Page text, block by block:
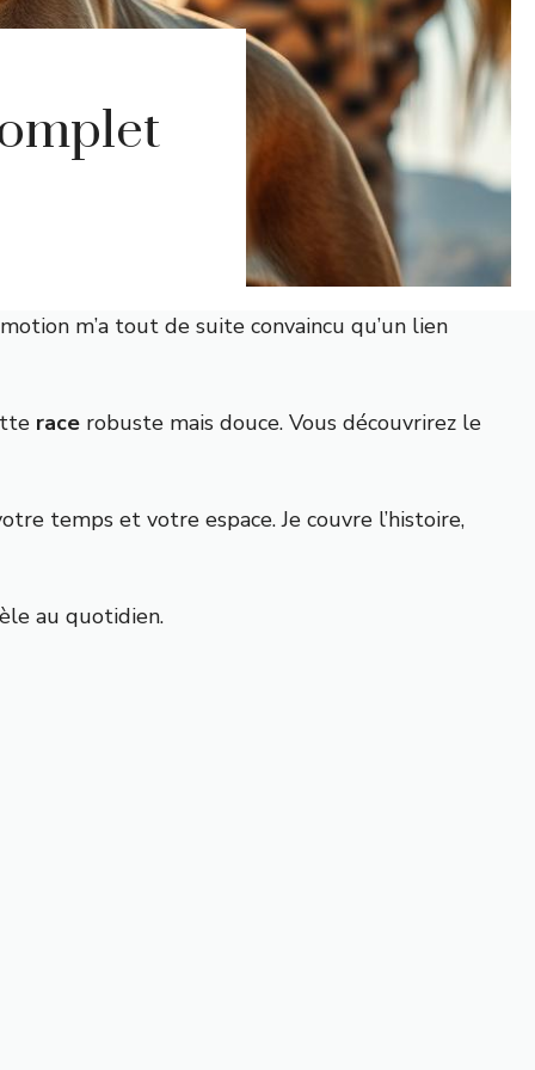
m’a tout de suite convaincu qu’un lien
race robuste mais douce. Vous découvrirez le
temps et votre espace. Je couvre l’histoire,
au quotidien.